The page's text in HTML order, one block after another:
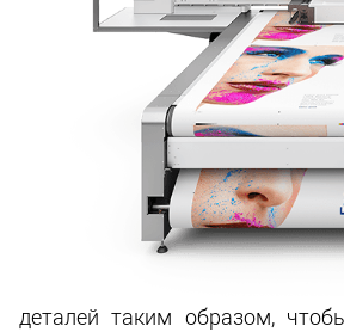
деталей таким образом,